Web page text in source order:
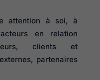
attention à soi, à
en relation
clients et
partenaires